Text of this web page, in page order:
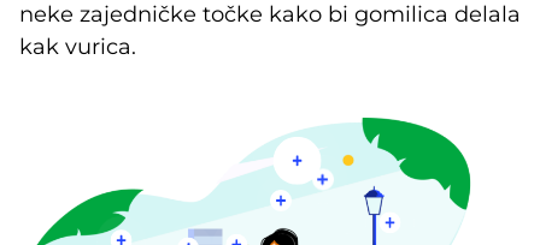
neke zajedničke točke kako bi gomilica delala
kak vurica.